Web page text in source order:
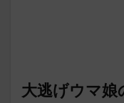
大逃げウマ